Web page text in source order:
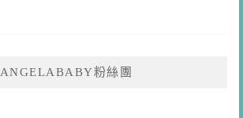
ANGELABABY粉絲團